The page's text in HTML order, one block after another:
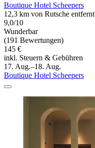
Boutique Hotel Scheepers
12,3 km von Rutsche entfernt
9,0/10
Wunderbar
(191 Bewertungen)
145 €
inkl. Steuern & Gebühren
17. Aug.–18. Aug.
Boutique Hotel Scheepers